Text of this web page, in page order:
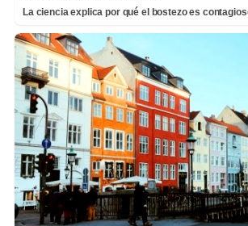
La ciencia explica por qué el bostezo es